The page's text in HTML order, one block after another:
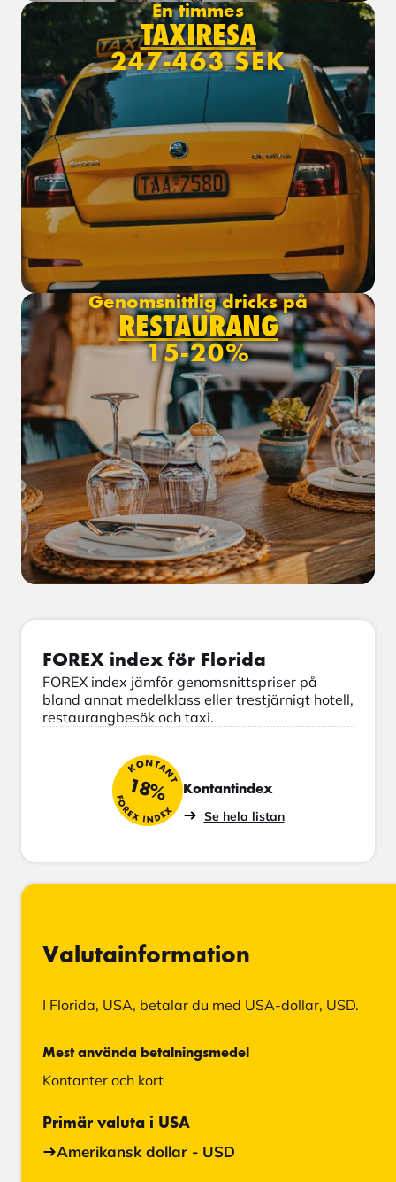
En timmes
TAXIRESA
247-463 SEK
Genomsnittlig dricks på
RESTAURANG
15-20%
FOREX index för Florida
FOREX index jämför genomsnittspriser på
bland annat medelklass eller trestjärnigt hotell,
restaurangbesök och taxi.
KONTANT
18%
FOREX INDEX
Kontantindex
Se hela listan
Valutainformation
I Florida, USA, betalar du med USA-dollar, USD.
Mest använda betalningsmedel
Kontanter och kort
Primär valuta i USA
Amerikansk dollar - USD